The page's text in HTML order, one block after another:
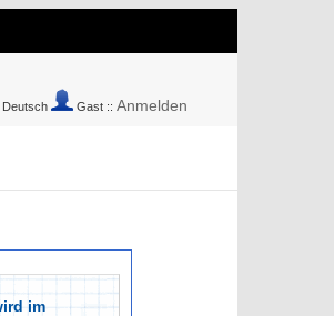
Deutsch Gast :: Anmelden
im